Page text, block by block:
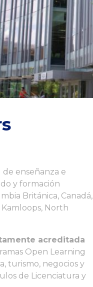
enseñanza e
y formación
Británica, Canadá,
North
acreditada
Open Learning
turismo, negocios y
de Licenciatura y